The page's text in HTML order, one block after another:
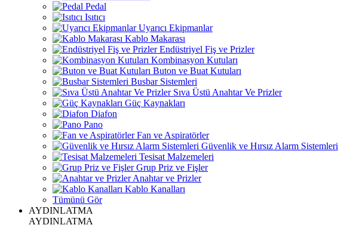
Pedal
Isıtıcı
Uyarıcı Ekipmanlar
Kablo Makarası
Endüstriyel Fiş ve Prizler
Kombinasyon Kutuları
Buton ve Buat Kutuları
Busbar Sistemleri
Sıva Üstü Anahtar Ve Prizler
Güç Kaynakları
Diafon
Pano
Fan ve Aspiratörler
Güvenlik ve Hırsız Alarm Sistemleri
Tesisat Malzemeleri
Grup Priz ve Fişler
Anahtar ve Prizler
Kablo Kanalları
Tümünü Gör
AYDINLATMA
AYDINLATMA